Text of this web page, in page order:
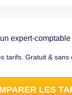
expert-
tarifs. Gratuit & sans
LES